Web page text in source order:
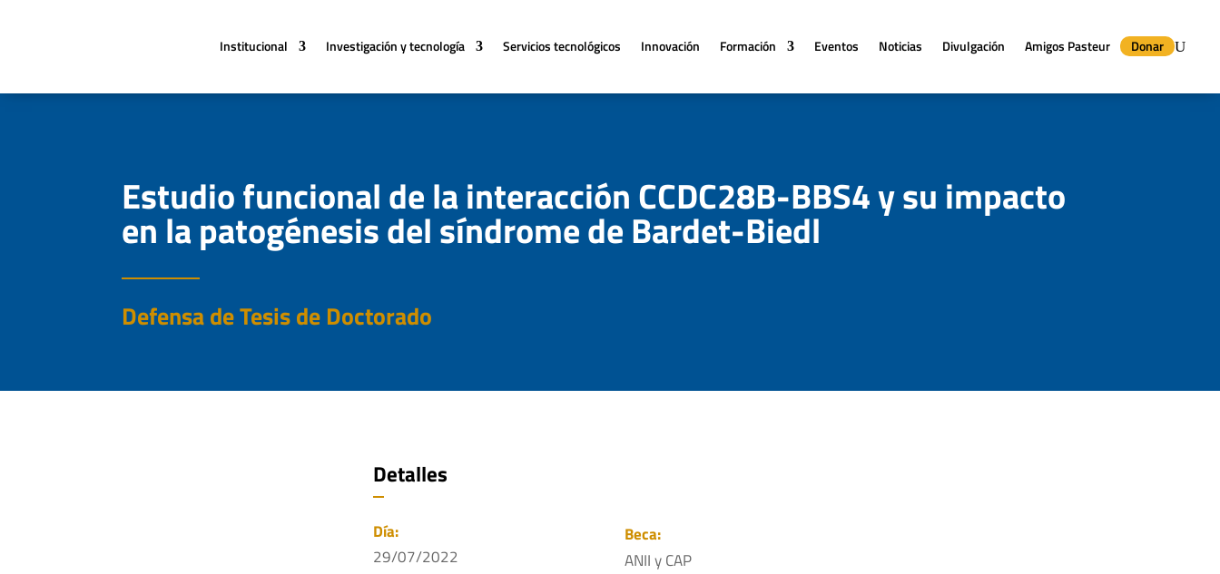
Institucional Investigación y tecnología Servicios tecnológicos Innovación Formación Eventos Noticias Divulgación Amigos Pasteur Donar
Estudio funcional de la interacción CCDC28B-BBS4 y su impacto
en la patogénesis del síndrome de Bardet-Biedl
Defensa de Tesis de Doctorado
Detalles
Día:
29/07/2022
Beca:
ANII y CAP